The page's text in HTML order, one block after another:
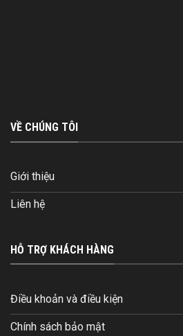
VỀ CHÚNG TÔI
Giới thiệu
Liên hệ
HỖ TRỢ KHÁCH HÀNG
Điều khoản và điều kiện
Chính sách bảo mật